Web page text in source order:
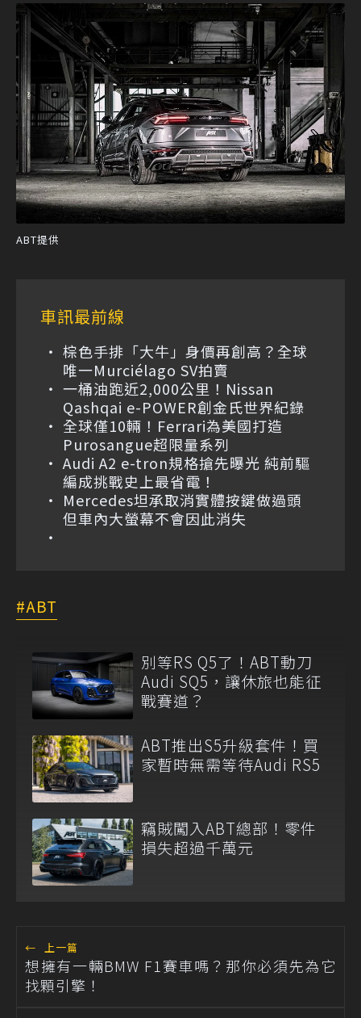
ABT提供
車訊最前線
棕色手排「大牛」身價再創高？全球
唯一Murciélago SV拍賣
一桶油跑近2,000公里！Nissan
Qashqai e-POWER創金氏世界紀錄
全球僅10輛！Ferrari為美國打造
Purosangue超限量系列
Audi A2 e-tron規格搶先曝光 純前驅
編成挑戰史上最省電！
Mercedes坦承取消實體按鍵做過頭
但車內大螢幕不會因此消失
ABT
別等RS Q5了！ABT動刀
Audi SQ5，讓休旅也能征
戰賽道？
ABT推出S5升級套件！買
家暫時無需等待Audi RS5
竊賊闖入ABT總部！零件
損失超過千萬元
← 上一篇
想擁有一輛BMW F1賽車嗎？那你必須先為它
找顆引擎！